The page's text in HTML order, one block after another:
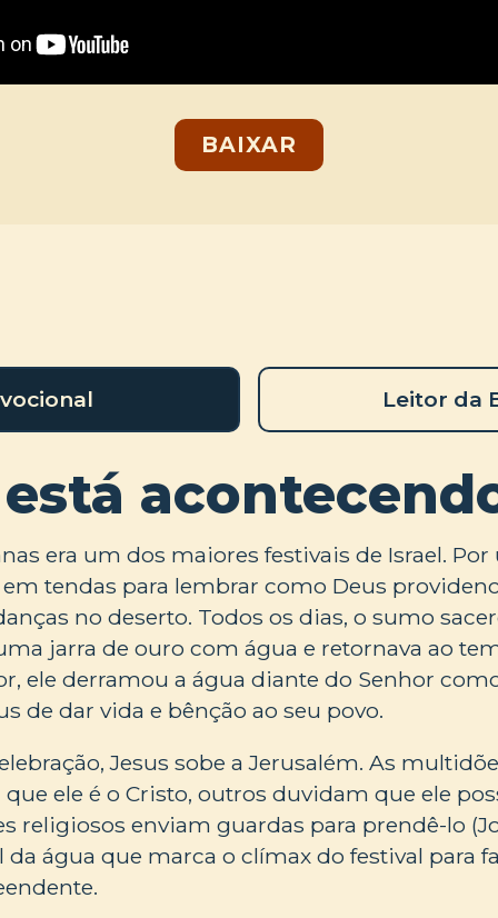
BAIXAR
Leitor da
era um dos maiores festivais de Israel.
tendas para lembrar como Deus
no deserto. Todos os dias, o sumo
jarra de ouro com água e retornava ao
ele derramou a água diante do Senhor
de dar vida e bênção ao seu povo.
Jesus sobe a Jerusalém. As
ele é o Cristo, outros duvidam que ele
religiosos enviam guardas para prendê-lo
da água que marca o clímax do festival para